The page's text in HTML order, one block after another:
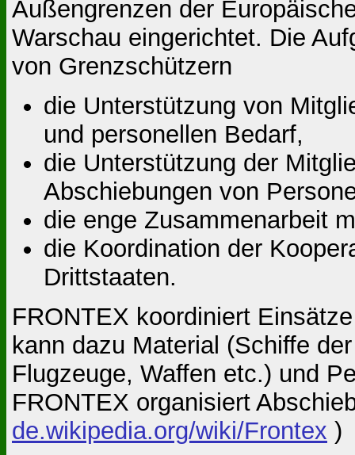
Außengrenzen der
Warschau eingerich­tet. Die
von Grenz­schützern
die Unterstützung von
und per­sonellen Bedarf,
die Unterstützung der
Abschiebun­gen von
die enge Zusammenarbeit
die Koordination der
Drittstaaten.
FRONTEX koordiniert
kann dazu Ma­terial (Schiffe
Flugzeuge, Waffen etc.) und
FRONTEX organisiert
de.wikipedia.org/wiki/Frontex )